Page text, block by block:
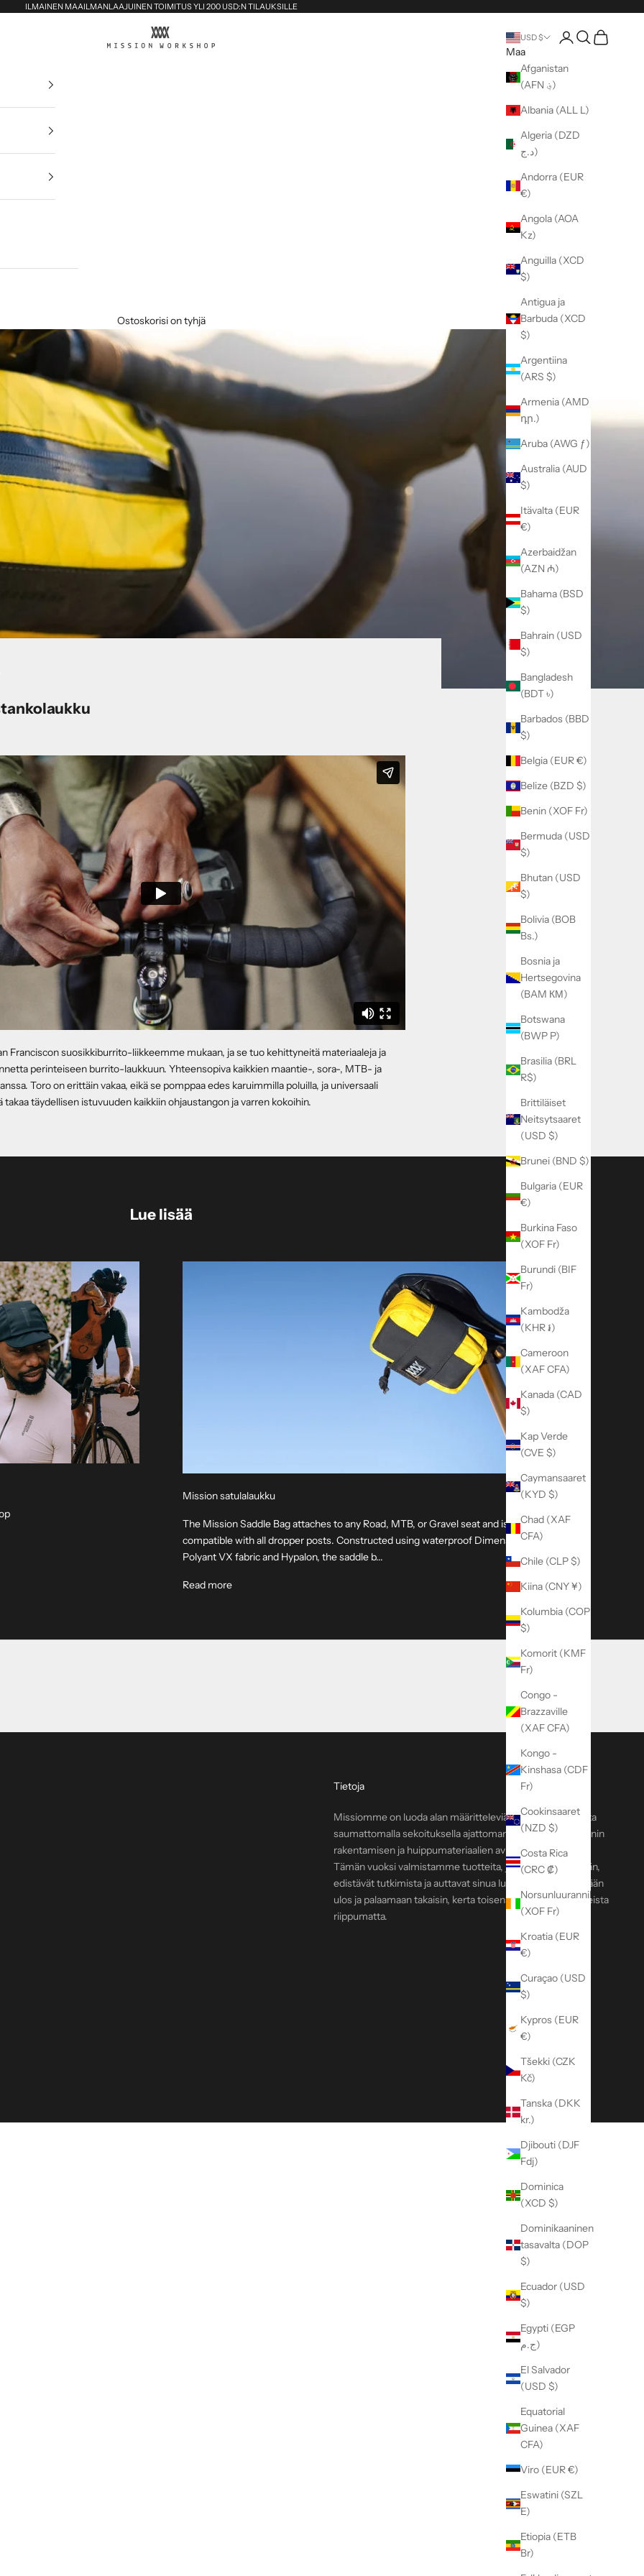
ILMAINEN MAAILMANLAAJUINEN TOIMITUS YLI 200 USD:N TILAUKSILLE
MISSION WORKSHOP USD $
Maa
Afganistan
(AFN ؋)
Albania (ALL L)
Algeria (DZD
د.ج)
Andorra (EUR
€)
Angola (AOA
Kz)
Anguilla (XCD
$)
Antigua ja
Barbuda (XCD
$)
Argentiina
(ARS $)
Armenia (AMD
դր.)
Aruba (AWG ƒ)
Australia (AUD
$)
Itävalta (EUR
€)
Azerbaidžan
(AZN ₼)
Bahama (BSD
$)
Bahrain (USD
$)
Bangladesh
(BDT ৳)
Barbados (BBD
$)
Belgia (EUR €)
Belize (BZD $)
Benin (XOF Fr)
Bermuda (USD
$)
Bhutan (USD
$)
Bolivia (BOB
Bs.)
Bosnia ja
Hertsegovina
(BAM КМ)
Botswana
(BWP P)
Brasilia (BRL
R$)
Brittiläiset
Neitsytsaaret
(USD $)
Brunei (BND $)
Bulgaria (EUR
€)
Burkina Faso
(XOF Fr)
Burundi (BIF
Fr)
Kambodža
(KHR ៛)
Cameroon
(XAF CFA)
Kanada (CAD
$)
Kap Verde
(CVE $)
Caymansaaret
(KYD $)
Chad (XAF
CFA)
Chile (CLP $)
Kiina (CNY ¥)
Kolumbia (COP
$)
Komorit (KMF
Fr)
Congo -
Brazzaville
(XAF CFA)
Kongo -
Kinshasa (CDF
Fr)
Cookinsaaret
(NZD $)
Costa Rica
(CRC ₡)
Norsunluurannikko
(XOF Fr)
Kroatia (EUR
€)
Curaçao (USD
$)
Kypros (EUR
€)
Tšekki (CZK
Kč)
Tanska (DKK
kr.)
Djibouti (DJF
Fdj)
Dominica
(XCD $)
Dominikaaninen
tasavalta (DOP
$)
Ecuador (USD
$)
Egypti (EGP
ج.م)
El Salvador
(USD $)
Equatorial
Guinea (XAF
CFA)
Viro (EUR €)
Eswatini (SZL
E)
Etiopia (ETB
Br)
Avaa tili -sivu
Avaa haku
Avaa
Ostoskorisi on tyhjä
Franciscon suosikkiburrito-liikkeemme mukaan, ja se tuo kehittyneitä materiaaleja ja
perinteiseen burrito-laukkuun. Yhteensopiva kaikkien maantie-, sora-, MTB- ja
Toro on erittäin vakaa, eikä se pomppaa edes karuimmilla poluilla, ja universaali
täydellisen istuvuuden kaikkiin ohjaustangon ja varren kokoihin.
Lue lisää
Mission satulalaukku
The Mission Saddle Bag attaches to any Road, MTB, or Gravel seat and is
compatible with all dropper posts. Constructed using waterproof Dimension
Polyant VX fabric and Hypalon, the saddle b...
Read moreAbout Mission Saddle Bag
Tietoja
Missiomme on luoda alan määritteleviä laukkuja ja vaatteita
saumattomalla sekoituksella ajattoman muotoilun, modernin
rakentamisen ja huippumateriaalien avulla.
Tämän vuoksi valmistamme tuotteita, jotka kestävät eliniän,
edistävät tutkimista ja auttavat sinua luotettavasti lähtemään
ulos ja palaamaan takaisin, kerta toisensa jälkeen, olosuhteista
riippumatta.